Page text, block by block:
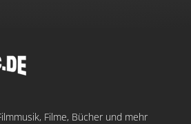
Filme, Bücher und mehr